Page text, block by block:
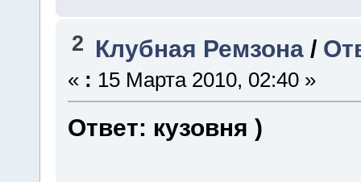
2 Клубная Ремзона /
« : 15 Марта 2010, 02:40 »
Ответ: кузовня )